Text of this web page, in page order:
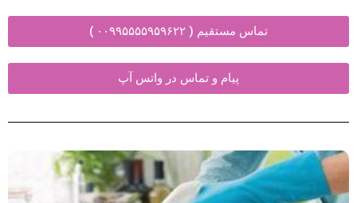
تماس مستقیم ( ۰۰۹۹۵۵۵۵۹۵۹۶۲۲ )
پیام و تماس در واتس آپ